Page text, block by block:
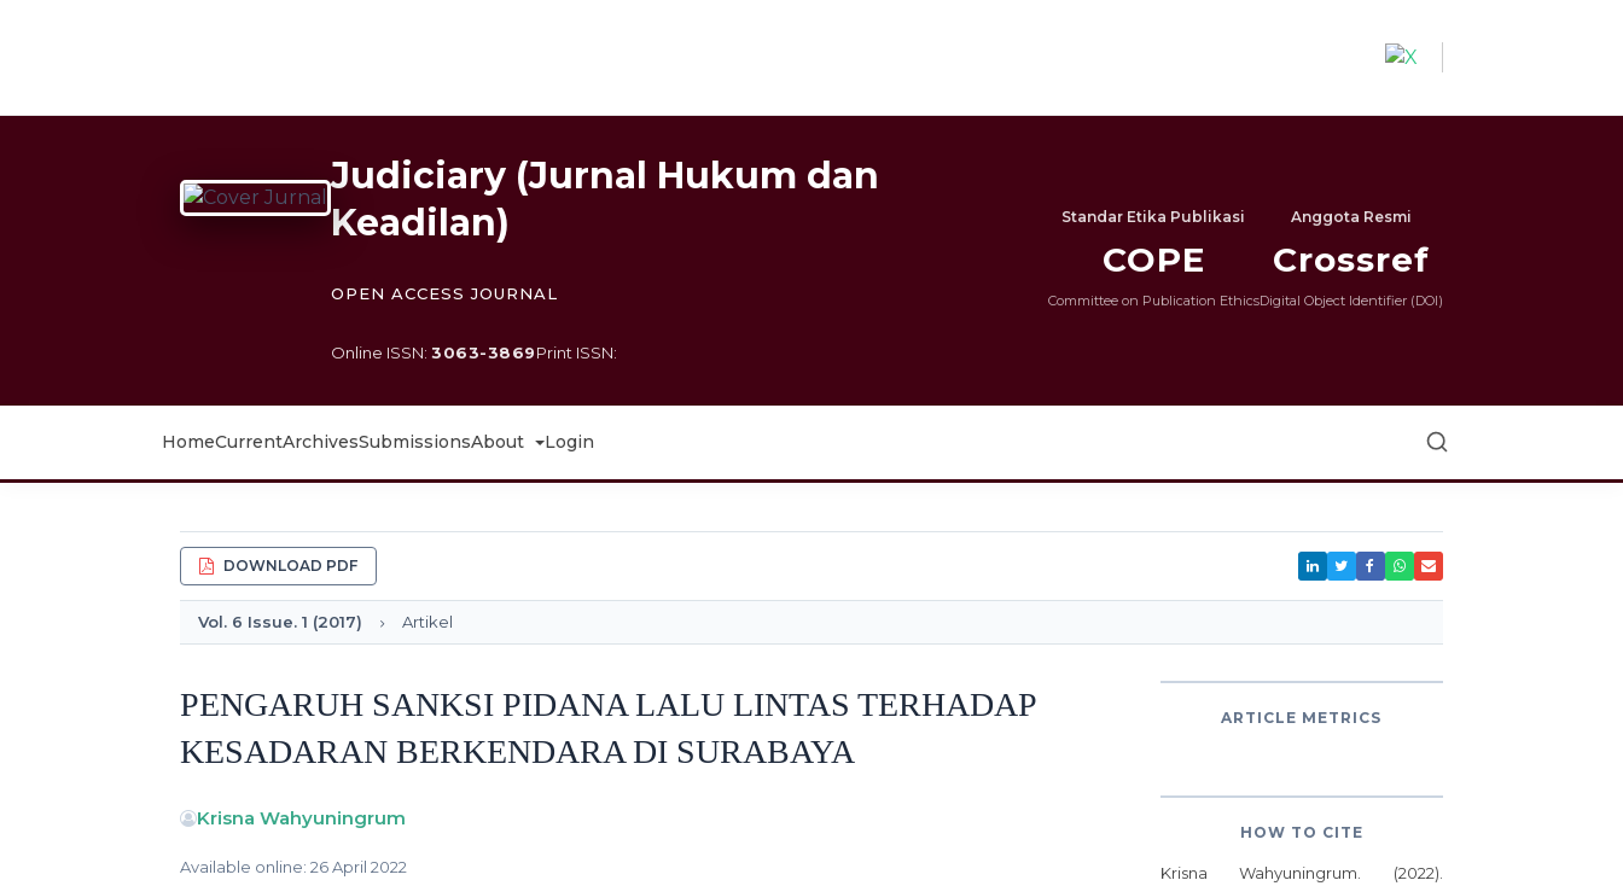
Judiciary (Jurnal Hukum dan
Keadilan)
OPEN ACCESS JOURNAL
Online ISSN:3063-3869Print ISSN:
Standar Etika Publikasi
COPE
Committee on Publication Ethics
Anggota Resmi
Crossref
Digital Object Identifier (DOI)
HomeCurrentArchivesSubmissionsAbout Login
DOWNLOAD PDF
Vol. 6 Issue. 1 (2017) Artikel
PENGARUH SANKSI PIDANA LALU LINTAS TERHADAP
KESADARAN BERKENDARA DI SURABAYA
Krisna Wahyuningrum
Available online: 26 April 2022
ARTICLE METRICS
HOW TO CITE
Krisna Wahyuningrum. (2022).